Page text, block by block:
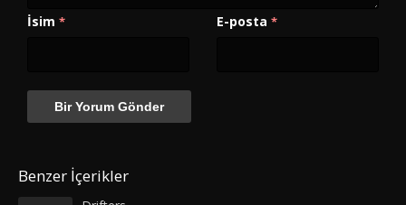
İsim * E-posta *
Benzer İçerikler